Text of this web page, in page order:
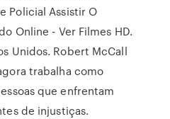
Policial Assistir O
Online - Ver Filmes HD.
Unidos. Robert McCall
trabalha como
que enfrentam
de injustiças.